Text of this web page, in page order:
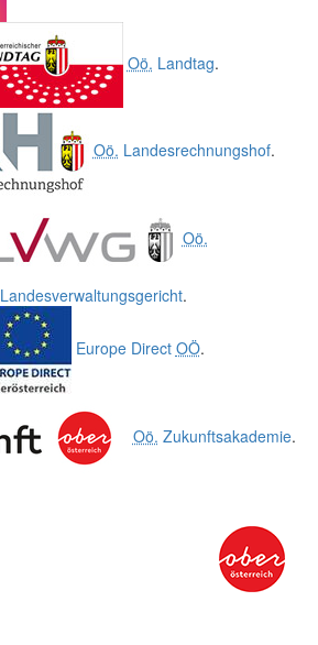
Oö. Landtag.
Oö. Landesrechnungshof.
Oö.
Landesverwaltungsgericht.
Europe Direct OÖ.
Oö. Zukunftsakademie.